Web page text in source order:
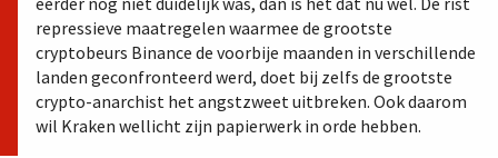
repressieve maatregelen waarmee de grootste
cryptobeurs Binance de voorbije maanden in verschillende
landen geconfronteerd werd, doet bij zelfs de grootste
crypto-anarchist het angstzweet uitbreken. Ook daarom
wil Kraken wellicht zijn papierwerk in orde hebben.